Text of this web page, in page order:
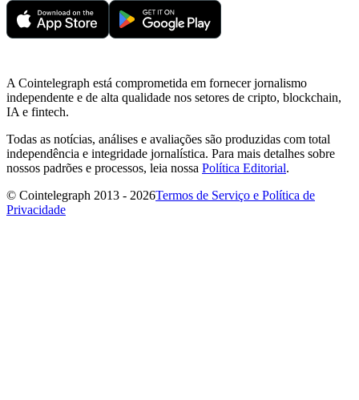
A Cointelegraph está comprometida em fornecer jornalismo
independente e de alta qualidade nos setores de cripto, blockchain,
IA e fintech.
Todas as notícias, análises e avaliações são produzidas com total
independência e integridade jornalística. Para mais detalhes sobre
nossos padrões e processos, leia nossa Política Editorial.
© Cointelegraph 2013 - 2026Termos de Serviço e Política de
Privacidade